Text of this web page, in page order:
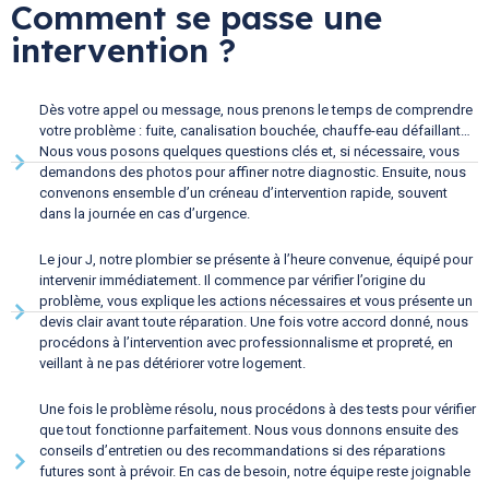
Comment se passe une
intervention ?
Dès votre appel ou message, nous prenons le temps de comprendre
votre problème : fuite, canalisation bouchée, chauffe-eau défaillant…
Nous vous posons quelques questions clés et, si nécessaire, vous
demandons des photos pour affiner notre diagnostic. Ensuite, nous
convenons ensemble d’un créneau d’intervention rapide, souvent
dans la journée en cas d’urgence.
Le jour J, notre plombier se présente à l’heure convenue, équipé pour
intervenir immédiatement. Il commence par vérifier l’origine du
problème, vous explique les actions nécessaires et vous présente un
devis clair avant toute réparation. Une fois votre accord donné, nous
procédons à l’intervention avec professionnalisme et propreté, en
veillant à ne pas détériorer votre logement.
Une fois le problème résolu, nous procédons à des tests pour vérifier
que tout fonctionne parfaitement. Nous vous donnons ensuite des
conseils d’entretien ou des recommandations si des réparations
futures sont à prévoir. En cas de besoin, notre équipe reste joignable